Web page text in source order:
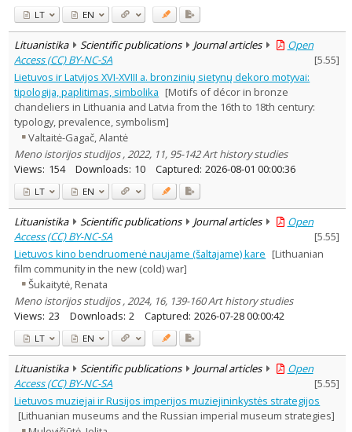
LT EN
Lituanistika Scientific publications Journal articles
Open
Access (CC) BY-NC-SA
[5.55]
Lietuvos ir Latvijos XVI-XVIII a. bronzinių sietynų dekoro motyvai:
tipologija, paplitimas, simbolika [Motifs of décor in bronze
chandeliers in Lithuania and Latvia from the 16th to 18th century:
typology, prevalence, symbolism]
Valtaitė-Gagač, Alantė
Meno istorijos studijos , 2022, 11, 95-142 Art history studies
Views: 154 Downloads: 10 Captured: 2026-08-01 00:00:36
LT EN
Lituanistika Scientific publications Journal articles
Open
Access (CC) BY-NC-SA
[5.55]
Lietuvos kino bendruomenė naujame (šaltajame) kare [Lithuanian
film community in the new (cold) war]
Šukaitytė, Renata
Meno istorijos studijos , 2024, 16, 139-160 Art history studies
Views: 23 Downloads: 2 Captured: 2026-07-28 00:00:42
LT EN
Lituanistika Scientific publications Journal articles
Open
Access (CC) BY-NC-SA
[5.55]
Lietuvos muziejai ir Rusijos imperijos muziejininkystės strategijos
[Lithuanian museums and the Russian imperial museum strategies]